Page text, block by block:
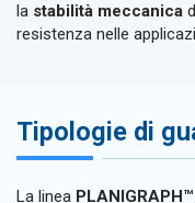
la stabilità meccanica
resistenza nelle
Tipologie di
La linea PLANIGRAPH™